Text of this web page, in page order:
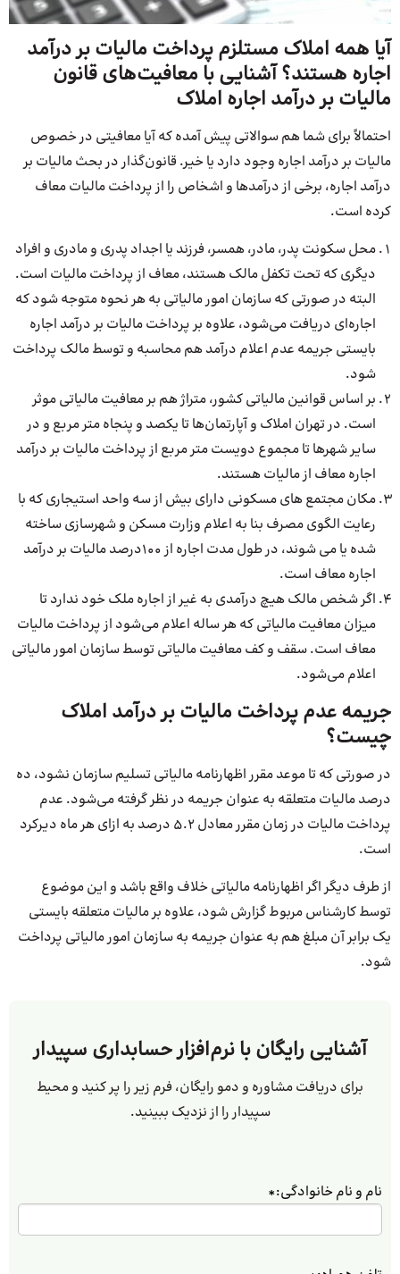
آیا همه املاک مستلزم پرداخت مالیات بر درآمد
اجاره هستند؟ آشنایی با معافیت‌های قانون
مالیات بر درآمد اجاره املاک
احتمالاً برای شما هم سوالاتی پیش آمده که آیا معافیتی در خصوص
مالیات بر درآمد اجاره وجود دارد یا خیر. قانون‌گذار در بحث مالیات بر
درآمد اجاره، برخی از درآمدها و اشخاص را از پرداخت مالیات معاف
کرده است.
محل سکونت پدر، مادر، همسر، فرزند یا اجداد پدری و مادری و افراد
دیگری که تحت تکفل مالک هستند، معاف از پرداخت مالیات است.
البته در صورتی که سازمان امور مالیاتی به هر نحوه متوجه شود که
اجاره‌ای دریافت می‌شود، علاوه بر پرداخت مالیات بر درآمد اجاره
بایستی جریمه عدم اعلام درآمد هم محاسبه و توسط مالک پرداخت
شود.
بر اساس قوانین مالیاتی کشور، متراژ هم بر معافیت مالیاتی موثر
است. در تهران املاک و آپارتمان‌ها تا یکصد و پنجاه متر مربع و در
سایر شهرها تا مجموع دویست متر مربع از پرداخت مالیات بر درآمد
اجاره معاف از مالیات هستند.
مکان مجتمع های مسکونی دارای بیش از سه واحد استیجاری که با
رعایت الگوی مصرف بنا به اعلام وزارت مسکن و شهرسازی ساخته
شده یا می شوند، در طول مدت اجاره از ۱۰۰درصد مالیات بر درآمد
اجاره معاف است.
اگر شخص مالک هیچ درآمدی به غیر از اجاره ملک خود ندارد تا
میزان معافیت مالیاتی که هر ساله اعلام می‌شود از پرداخت مالیات
معاف است. سقف و کف معافیت مالیاتی توسط سازمان امور مالیاتی
اعلام می‌شود.
جریمه عدم پرداخت مالیات بر درآمد املاک
چیست؟
در صورتی که تا موعد مقرر اظهارنامه مالیاتی تسلیم سازمان نشود، ده
درصد مالیات متعلقه به عنوان جریمه در نظر گرفته می‌شود. عدم
پرداخت مالیات در زمان مقرر معادل 5.2 درصد به ازای هر ماه دیرکرد
است.
از طرف دیگر اگر اظهارنامه مالیاتی خلاف واقع باشد و این موضوع
توسط کارشناس مربوط گزارش شود، علاوه بر مالیات متعلقه بایستی
یک برابر آن مبلغ هم به عنوان جریمه به سازمان امور مالیاتی پرداخت
شود.
آشنایی رایگان با نرم‌افزار حسابداری سپیدار
برای دریافت مشاوره و دمو رایگان، فرم زیر را پر کنید و محیط
سپیدار را از نزدیک ببینید.
نام و نام خانوادگی:*